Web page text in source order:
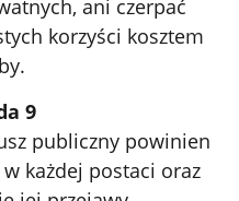
ani czerpać
korzyści kosztem
9
publiczny powinien
każdej postaci oraz